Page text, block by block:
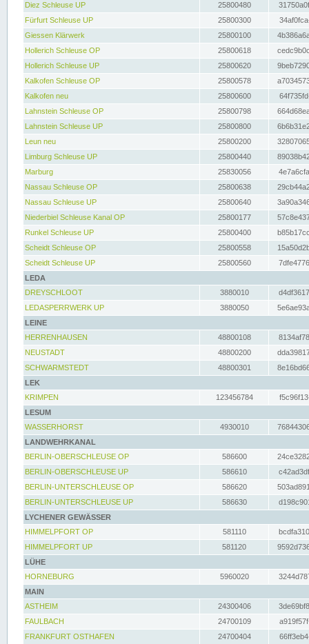
Diez Schleuse UP
25800480
Fürfurt Schleuse UP
25800300
Giessen Klärwerk
25800100
Hollerich Schleuse OP
25800618
Hollerich Schleuse UP
25800620
Kalkofen Schleuse OP
25800578
Kalkofen neu
25800600
Lahnstein Schleuse OP
25800798
Lahnstein Schleuse UP
25800800
Leun neu
25800200
Limburg Schleuse UP
25800440
Marburg
25830056
Nassau Schleuse OP
25800638
Nassau Schleuse UP
25800640
Niederbiel Schleuse Kanal OP
25800177
Runkel Schleuse UP
25800400
Scheidt Schleuse OP
25800558
Scheidt Schleuse UP
25800560
LEDA
DREYSCHLOOT
3880010
LEDASPERRWERK UP
3880050
LEINE
HERRENHAUSEN
48800108
NEUSTADT
48800200
SCHWARMSTEDT
48800301
LEK
KRIMPEN
123456784
LESUM
WASSERHORST
4930010
LANDWEHRKANAL
BERLIN-OBERSCHLEUSE OP
586600
BERLIN-OBERSCHLEUSE UP
586610
BERLIN-UNTERSCHLEUSE OP
586620
BERLIN-UNTERSCHLEUSE UP
586630
LYCHENER GEWÄSSER
HIMMELPFORT OP
581110
HIMMELPFORT UP
581120
LÜHE
HORNEBURG
5960020
MAIN
ASTHEIM
24300406
FAULBACH
24700109
FRANKFURT OSTHAFEN
24700404